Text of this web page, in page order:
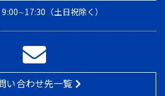
9:00∼17:30（土日祝除く）
い合わせ先一覧